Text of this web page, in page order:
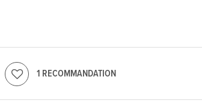
1 RECOMMANDATION